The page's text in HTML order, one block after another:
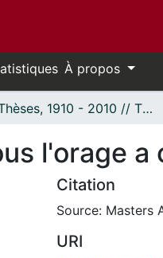
À propos
Thèses, 1910 - 2010 // Theses, 1910 - 2010
l'orage
Citation
Source: Masters
URI